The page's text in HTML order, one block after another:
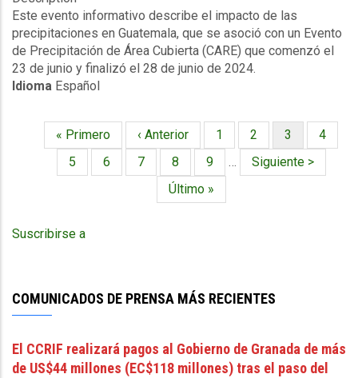
paso
del
huracán
Beryl
evento
-
Exceso
de
lluvia
Evento
de
Precipitaciones
Pluviales
-
28/06/2024)
Este evento informativo describe el impacto de las
precipitaciones en Guatemala, que se asoció con un Evento
de Precipitación de Área Cubierta (CARE) que comenzó el
23 de junio y finalizó el 28 de junio de 2024.
Idioma Español
Paginación
Primera
página
« Primero
Página
anterior
‹ Anterior Página
1 Página
2
Página
actual
3 Página
4
Página
5 Página
6 Página
7 Página
8 Página
9 …
Siguiente
página
Siguiente >
Última
página
Último »
Suscribirse a
COMUNICADOS DE PRENSA MÁS RECIENTES
El CCRIF realizará pagos al Gobierno de Granada de más
de US$44 millones (EC$118 millones) tras el paso del